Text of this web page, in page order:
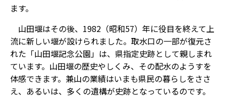
ます。
山田堰はその後、1982（昭和57）年に役目を終えて上
流に新しい堰が設けられました。取水口の一部が復元さ
れた「山田堰記念公園」は、県指定史跡として親しまれ
ています。山田堰の歴史やしくみ、その配水のようすを
体感できます。兼山の業績はいまも県民の暮らしをささ
え、あるいは、多くの遺構が史跡となっているのです。